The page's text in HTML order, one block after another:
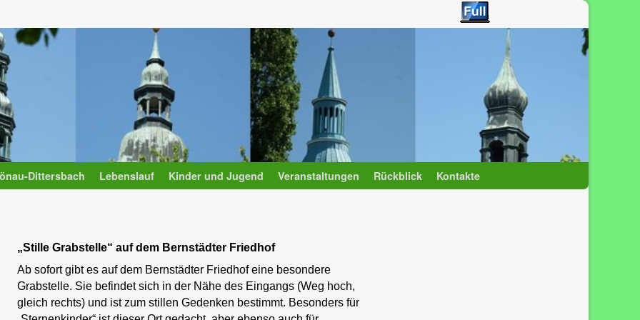
Dittersbach Lebenslauf Kinder und Jugend Veranstaltungen Rückblick Kontakte
„Stille Grabstelle“ auf dem Bernstädter Friedhof
Ab sofort gibt es auf dem Bernstädter Friedhof eine besondere
Grabstelle. Sie befindet sich in der Nähe des Eingangs (Weg hoch,
gleich rechts) und ist zum stillen Gedenken bestimmt. Besonders für